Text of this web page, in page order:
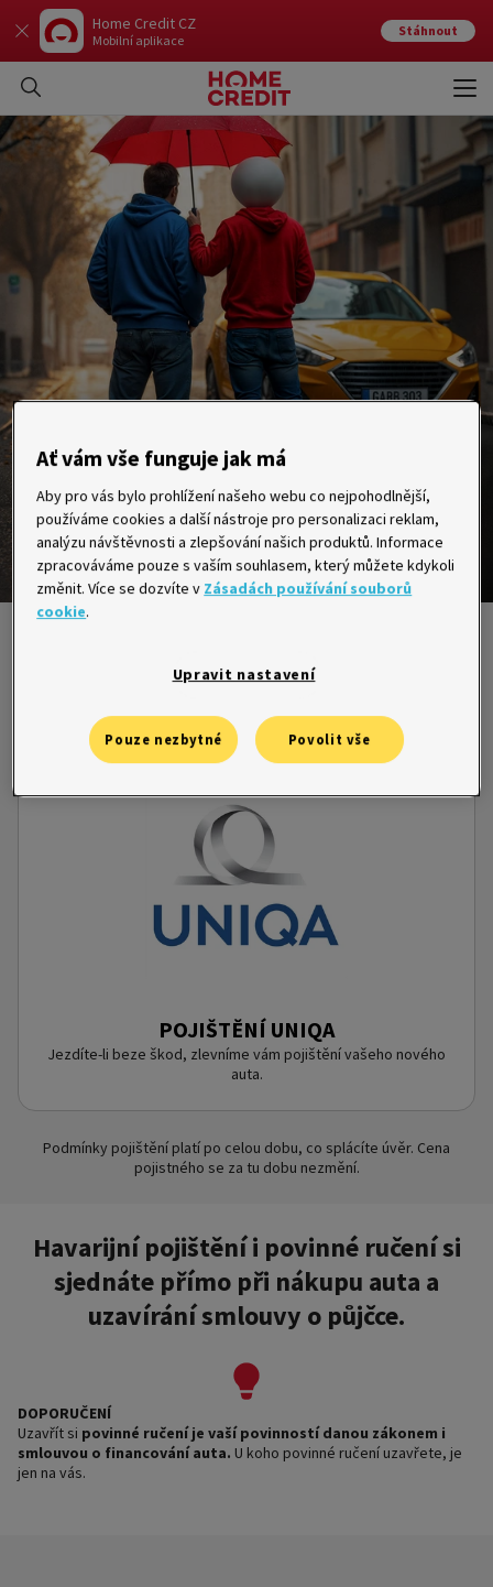
Home Credit CZ
Mobilní aplikace
Stáhnout
Povinné ručení a
havarijní pojištění
zohlednit váš bezeškodní průběh v minulých pojištěních a zlevnit vám
POJIŠTĚNÍ UNIQA
Jezdíte-li beze škod, zlevníme vám pojištění vašeho nového
auta.
Podmínky pojištění platí po celou dobu, co splácíte úvěr. Cena
pojistného se za tu dobu nezmění.
Havarijní pojištění i povinné ručení si
sjednáte přímo při nákupu auta a
uzavírání smlouvy o půjčce.
DOPORUČENÍ
Uzavřít si povinné ručení je vaší povinností danou zákonem i
smlouvou o financování auta. U koho povinné ručení uzavřete, je
jen na vás.
Ať vám vše funguje jak má
Aby pro vás bylo prohlížení našeho webu co nejpohodlnější,
používáme cookies a další nástroje pro personalizaci reklam,
analýzu návštěvnosti a zlepšování našich produktů. Informace
zpracováváme pouze s vaším souhlasem, který můžete kdykoli
změnit. Více se dozvíte v Zásadách používání souborů
cookie.
Upravit nastavení
Pouze nezbytné Povolit vše